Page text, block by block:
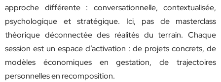
approche différente : conversationnelle, contextualisée,
psychologique et stratégique. Ici, pas de masterclass
théorique déconnectée des réalités du terrain. Chaque
session est un espace d’activation : de projets concrets, de
modèles économiques en gestation, de trajectoires
personnelles en recomposition.